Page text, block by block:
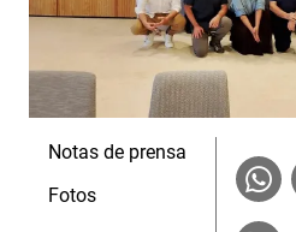
Notas de prensa
Fotos